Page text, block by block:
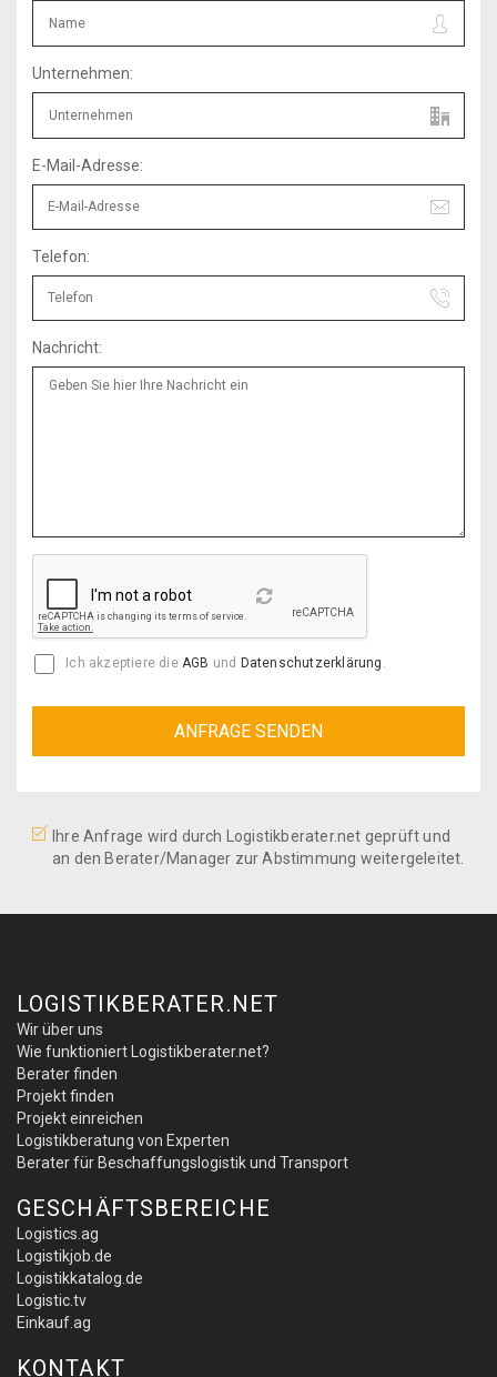
Unternehmen:
E-Mail-Adresse:
Telefon:
Nachricht:
Reload
Ich akzeptiere die AGB und Datenschutzerklärung .
Ihre Anfrage wird durch Logistikberater.net geprüft und
an den Berater/Manager zur Abstimmung weitergeleitet.
LOGISTIKBERATER.NET
Wir über uns
Wie funktioniert Logistikberater.net?
Berater finden
Projekt finden
Projekt einreichen
Logistikberatung von Experten
Berater für Beschaffungslogistik und Transport
GESCHÄFTSBEREICHE
Logistics.ag
Logistikjob.de
Logistikkatalog.de
Logistic.tv
Einkauf.ag
KONTAKT